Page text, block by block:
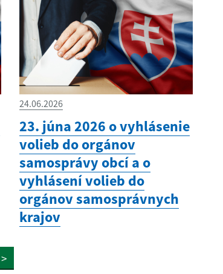
24.06.2026
23. júna 2026 o vyhlásenie
volieb do orgánov
samosprávy obcí a o
vyhlásení volieb do
orgánov samosprávnych
krajov
>